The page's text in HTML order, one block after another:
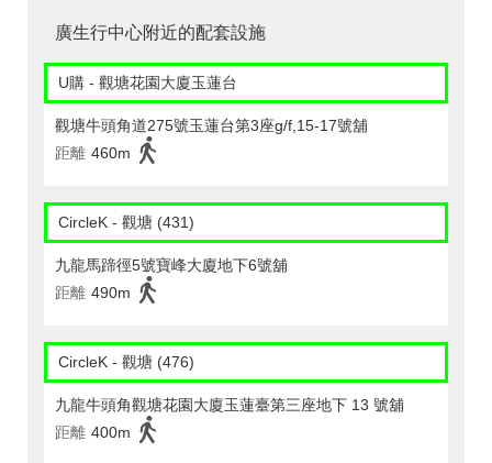
廣生行中心附近的配套設施
U購 - 觀塘花園大廈玉蓮台
觀塘牛頭角道275號玉蓮台第3座g/f,15-17號舖
距離 460m
CircleK - 觀塘 (431)
九龍馬蹄徑5號寶峰大廈地下6號舖
距離 490m
CircleK - 觀塘 (476)
九龍牛頭角觀塘花園大廈玉蓮臺第三座地下 13 號舖
距離 400m